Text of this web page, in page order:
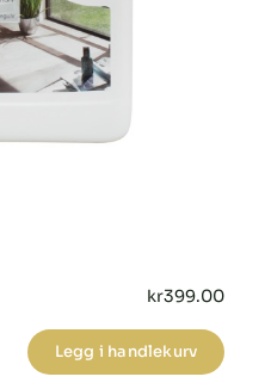
kr399.00
Legg i handlekurv